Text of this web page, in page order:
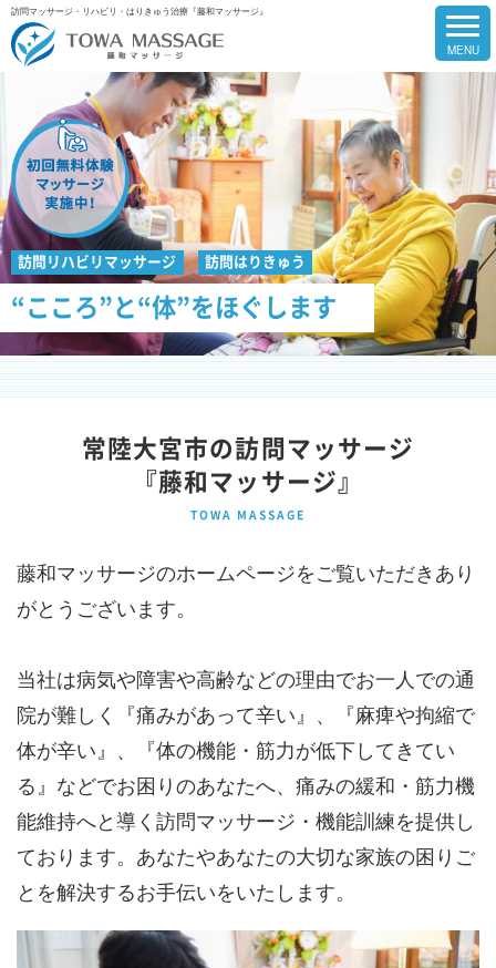
訪問マッサージ・リハビリ・はりきゅう治療『藤和マッサージ』
訪問リハビリマッサージ 訪問はりきゅう
“こころ”と“体”をほぐします
常陸大宮市の訪問マッサージ
『藤和マッサージ』
TOWA MASSAGE
藤和マッサージのホームページをご覧いただきあり
がとうございます。
当社は病気や障害や高齢などの理由でお一人での通
院が難しく『痛みがあって辛い』、『麻痺や拘縮で
体が辛い』、『体の機能・筋力が低下してきてい
る』などでお困りのあなたへ、痛みの緩和・筋力機
能維持へと導く訪問マッサージ・機能訓練を提供し
ております。あなたやあなたの大切な家族の困りご
とを解決するお手伝いをいたします。